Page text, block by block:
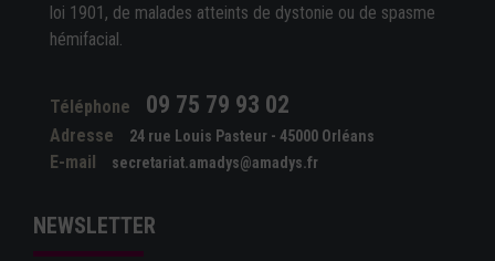
loi 1901, de malades atteints de dystonie ou de spasme
hémifacial.
Téléphone 09 75 79 93 02
Adresse 24 rue Louis Pasteur - 45000 Orléans
E-mail secretariat.amadys@amadys.fr
NEWSLETTER